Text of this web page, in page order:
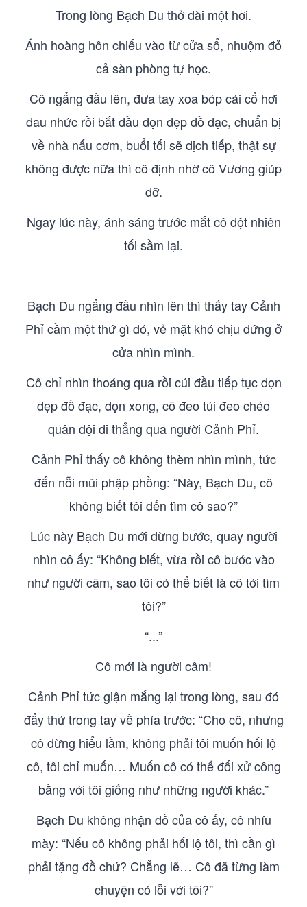
Trong lòng Bạch Du thở dài một hơi.
Ánh hoàng hôn chiếu vào từ cửa sổ, nhuộm đỏ
cả sàn phòng tự học.
Cô ngẩng đầu lên, đưa tay xoa bóp cái cổ hơi
đau nhức rồi bắt đầu dọn dẹp đồ đạc, chuẩn bị
về nhà nấu cơm, buổi tối sẽ dịch tiếp, thật sự
không được nữa thì cô định nhờ cô Vương giúp
đỡ.
Ngay lúc này, ánh sáng trước mắt cô đột nhiên
tối sầm lại.
Bạch Du ngẩng đầu nhìn lên thì thấy tay Cảnh
Phỉ cầm một thứ gì đó, vẻ mặt khó chịu đứng ở
cửa nhìn mình.
Cô chỉ nhìn thoáng qua rồi cúi đầu tiếp tục dọn
dẹp đồ đạc, dọn xong, cô đeo túi đeo chéo
quân đội đi thẳng qua người Cảnh Phỉ.
Cảnh Phỉ thấy cô không thèm nhìn mình, tức
đến nỗi mũi phập phồng: “Này, Bạch Du, cô
không biết tôi đến tìm cô sao?”
Lúc này Bạch Du mới dừng bước, quay người
nhìn cô ấy: “Không biết, vừa rồi cô bước vào
như người câm, sao tôi có thể biết là cô tới tìm
tôi?”
“...”
Cô mới là người câm!
Cảnh Phỉ tức giận mắng lại trong lòng, sau đó
đẩy thứ trong tay về phía trước: “Cho cô, nhưng
cô đừng hiểu lầm, không phải tôi muốn hối lộ
cô, tôi chỉ muốn… Muốn cô có thể đối xử công
bằng với tôi giống như những người khác.”
Bạch Du không nhận đồ của cô ấy, cô nhíu
mày: “Nếu cô không phải hối lộ tôi, thì cần gì
phải tặng đồ chứ? Chẳng lẽ… Cô đã từng làm
chuyện có lỗi với tôi?”